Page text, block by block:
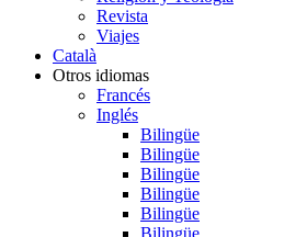
Revista
Viajes
Català
Otros idiomas
Francés
Inglés
Bilingüe
Bilingüe
Bilingüe
Bilingüe
Bilingüe
Bilingüe